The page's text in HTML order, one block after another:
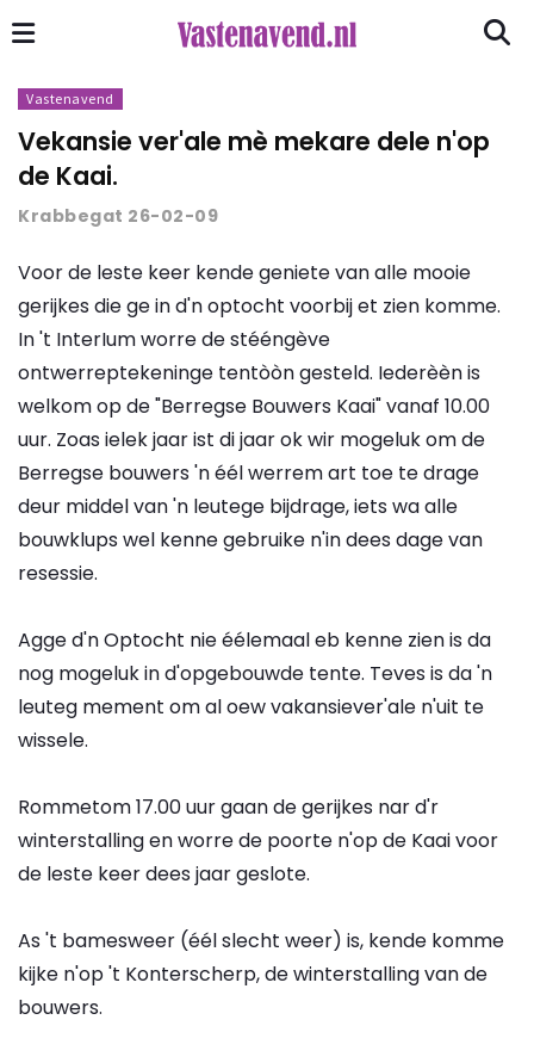
Vastenavend
Vekansie ver'ale mè mekare dele n'op
de Kaai.
Krabbegat 26-02-09
Voor de leste keer kende geniete van alle mooie
gerijkes die ge in d'n optocht voorbij et zien komme.
In 't InterIum worre de stééngève
ontwerreptekeninge tentòòn gesteld. Iederèèn is
welkom op de "Berregse Bouwers Kaai" vanaf 10.00
uur. Zoas ielek jaar ist di jaar ok wir mogeluk om de
Berregse bouwers 'n éél werrem art toe te drage
deur middel van 'n leutege bijdrage, iets wa alle
bouwklups wel kenne gebruike n'in dees dage van
resessie.
Agge d'n Optocht nie éélemaal eb kenne zien is da
nog mogeluk in d'opgebouwde tente. Teves is da 'n
leuteg mement om al oew vakansiever'ale n'uit te
wissele.
Rommetom 17.00 uur gaan de gerijkes nar d'r
winterstalling en worre de poorte n'op de Kaai voor
de leste keer dees jaar geslote.
As 't bamesweer (éél slecht weer) is, kende komme
kijke n'op 't Konterscherp, de winterstalling van de
bouwers.